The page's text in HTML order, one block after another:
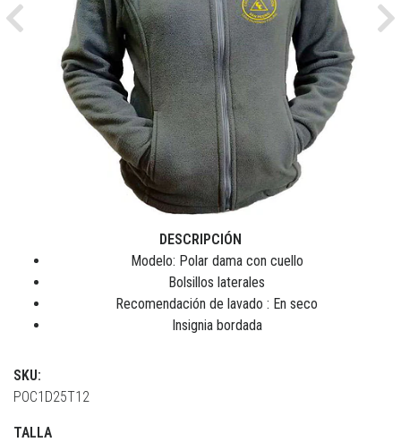
Previous
DESCRIPCIÓN
Modelo: Polar dama con cuello
Bolsillos laterales
Recomendación de lavado : En seco
Insignia bordada
SKU:
POC1D25T12
TALLA